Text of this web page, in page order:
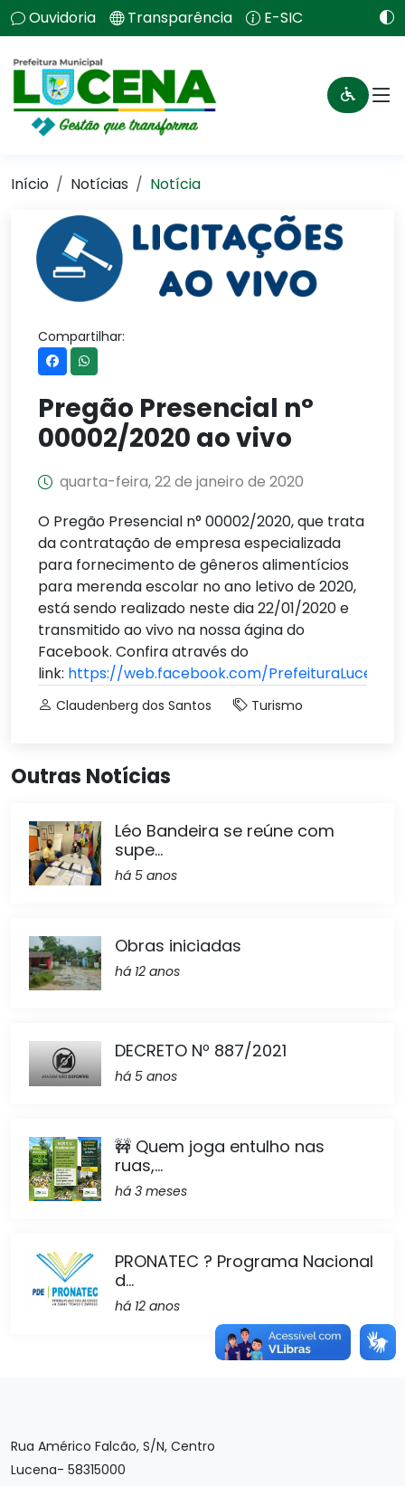
Ouvidoria Transparência E-SIC
Início Notícias Notícia
Compartilhar:
Pregão Presencial n°
00002/2020 ao vivo
quarta-feira, 22 de janeiro de 2020
O Pregão Presencial n° 00002/2020, que trata
da contratação de empresa especializada
para fornecimento de gêneros alimentícios
para merenda escolar no ano letivo de 2020,
está sendo realizado neste dia 22/01/2020 e
transmitido ao vivo na nossa ágina do
Facebook. Confira através do
link: https://web.facebook.com/
Claudenberg dos Santos Turismo
Outras Notícias
Léo Bandeira se reúne com
supe...
há 5 anos
Obras iniciadas
há 12 anos
DECRETO Nº 887/2021
há 5 anos
🚧 Quem joga entulho nas
ruas,...
há 3 meses
PRONATEC ? Programa Nacional
d...
há 12 anos
Rua Américo Falcão, S/N, Centro
Lucena- 58315000